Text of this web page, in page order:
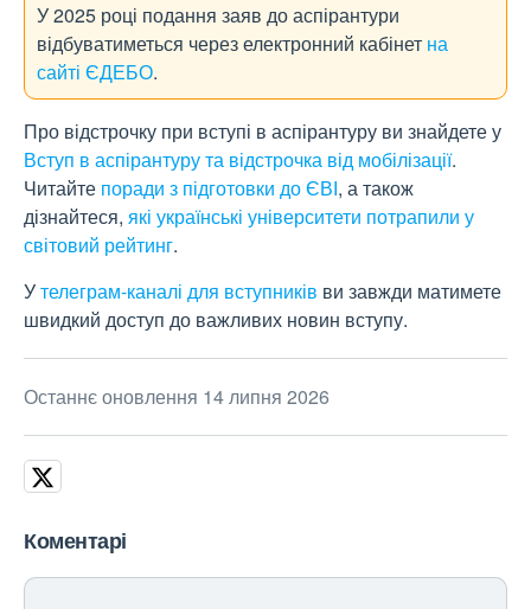
У 2025 році подання заяв до аспірантури
відбуватиметься через електронний кабінет на
сайті ЄДЕБО.
Про відстрочку при вступі в аспірантуру ви знайдете у
Вступ в аспірантуру та відстрочка від мобілізації.
Читайте поради з підготовки до ЄВІ, а також
дізнайтеся, які українські університети потрапили у
світовий рейтинг.
Утелеграм-каналі для вступників ви завжди матимете
швидкий доступ до важливих новин вступу.
Останнє оновлення 14 липня 2026
Коментарі